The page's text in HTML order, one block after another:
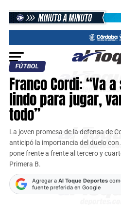
FÚTBOL
Franco Cordi: “Va
lindo para jugar,
todo”
La joven promesa de la defensa de
anticipó la importancia del duelo
pone frente a frente al tercero y
Primera B.
Agregar a Al Toque Deportes
fuente preferida en Google